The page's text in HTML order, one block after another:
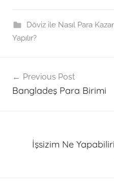
Döviz ile Nasıl Para
Yapılır?
ü
y
navigation
Previous Post
Bangladeş Para Birimi
İşsizim Ne